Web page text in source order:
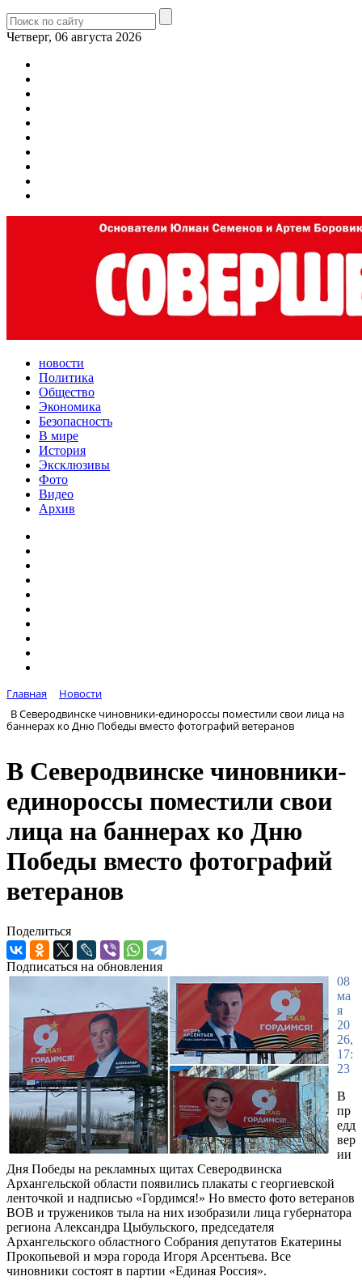
Четверг, 06 августа 2026
новости
Политика
Общество
Экономика
Безопасность
В мире
История
Эксклюзивы
Фото
Видео
Архив
Главная
Новости
В Северодвинске чиновники-единороссы поместили свои лица на
баннерах ко Дню Победы вместо фотографий ветеранов
В Северодвинске чиновники-
единороссы поместили свои
лица на баннерах ко Дню
Победы вместо фотографий
ветеранов
Поделиться
Подписаться на обновления
08
ма
я
20
26,
17:
23
В
пр
едд
вер
ии
Дня Победы на рекламных щитах Северодвинска
Архангельской области появились плакаты с георгиевской
ленточкой и надписью «Гордимся!» Но вместо фото ветеранов
ВОВ и тружеников тыла на них изобразили лица губернатора
региона Александра Цыбульского, председателя
Архангельского областного Собрания депутатов Екатерины
Прокопьевой и мэра города Игоря Арсентьева. Все
чиновники состоят в партии «Единая Россия».